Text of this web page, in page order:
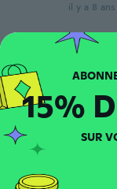
il y a 8 ans
Ľubomír
A
15%
SUR